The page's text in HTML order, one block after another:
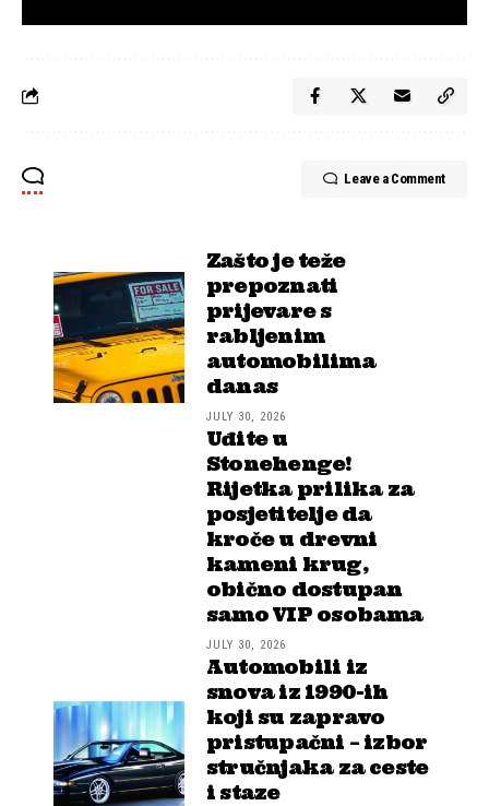
Leave a Comment
Zašto je teže
prepoznati
prijevare s
rabljenim
automobilima
danas
JULY 30, 2026
Uđite u
Stonehenge!
Rijetka prilika za
posjetitelje da
kroče u drevni
kameni krug,
obično dostupan
samo VIP osobama
JULY 30, 2026
Automobili iz
snova iz 1990-ih
koji su zapravo
pristupačni – izbor
stručnjaka za ceste
i staze